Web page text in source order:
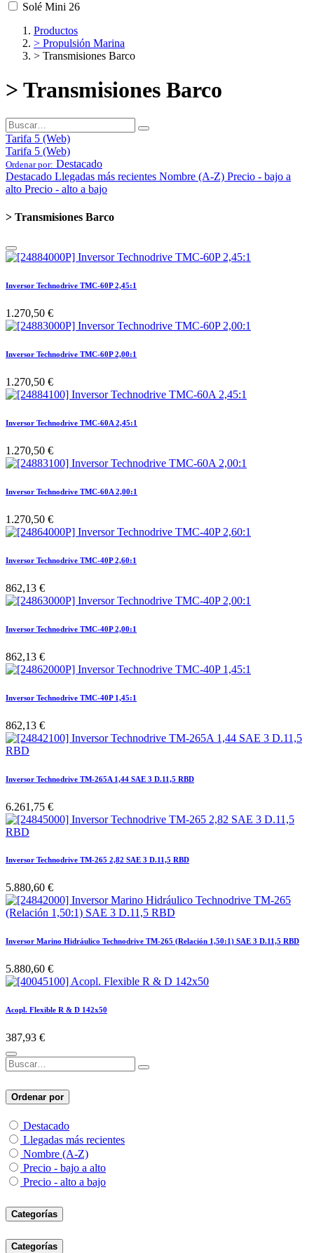
Solé Mini 26
Productos
> Propulsión Marina
> Transmisiones Barco
> Transmisiones Barco
Tarifa 5 (Web)
Tarifa 5 (Web)
Ordenar por: Destacado
Destacado Llegadas más recientes Nombre (A-Z) Precio - bajo a
alto Precio - alto a bajo
> Transmisiones Barco
Inversor Technodrive TMC-60P 2,45:1
1.270,50 €
Inversor Technodrive TMC-60P 2,00:1
1.270,50 €
Inversor Technodrive TMC-60A 2,45:1
1.270,50 €
Inversor Technodrive TMC-60A 2,00:1
1.270,50 €
Inversor Technodrive TMC-40P 2,60:1
862,13 €
Inversor Technodrive TMC-40P 2,00:1
862,13 €
Inversor Technodrive TMC-40P 1,45:1
862,13 €
Inversor Technodrive TM-265A 1,44 SAE 3 D.11,5 RBD
6.261,75 €
Inversor Technodrive TM-265 2,82 SAE 3 D.11,5 RBD
5.880,60 €
Inversor Marino Hidráulico Technodrive TM-265 (Relación 1,50:1) SAE 3 D.11,5 RBD
5.880,60 €
Acopl. Flexible R & D 142x50
387,93 €
Ordenar por
Destacado
Llegadas más recientes
Nombre (A-Z)
Precio - bajo a alto
Precio - alto a bajo
Categorías
Categorías